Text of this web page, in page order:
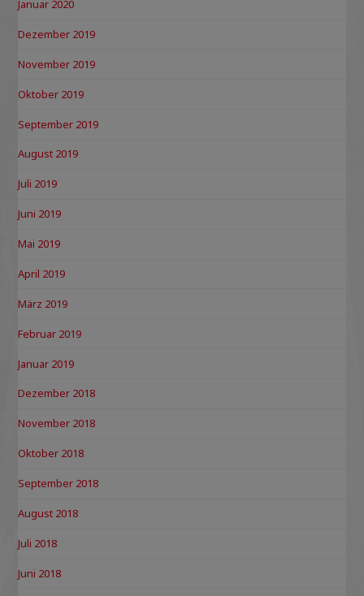
Januar 2020
Dezember 2019
November 2019
Oktober 2019
September 2019
August 2019
Juli 2019
Juni 2019
Mai 2019
April 2019
März 2019
Februar 2019
Januar 2019
Dezember 2018
November 2018
Oktober 2018
September 2018
August 2018
Juli 2018
Juni 2018